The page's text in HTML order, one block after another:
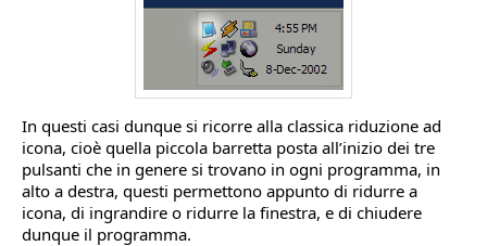
In questi casi dunque si ricorre alla classica riduzione ad
icona, cioè quella piccola barretta posta all’inizio dei tre
pulsanti che in genere si trovano in ogni programma, in
alto a destra, questi permettono appunto di ridurre a
icona, di ingrandire o ridurre la finestra, e di chiudere
dunque il programma.